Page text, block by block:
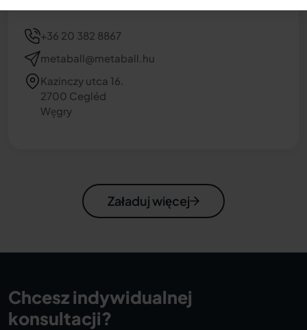
+36 20 382 8867
metaball@metaball.hu
Kazinczy utca 16.
2700 Cegléd
Węgry
Załaduj więcej
Chcesz indywidualnej
konsultacji?